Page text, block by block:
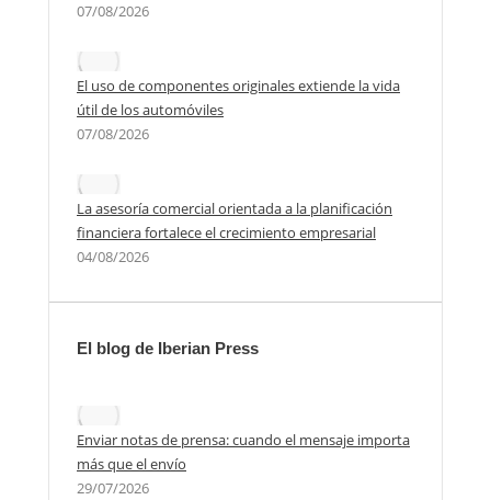
07/08/2026
El uso de componentes originales extiende la vida
útil de los automóviles
07/08/2026
La asesoría comercial orientada a la planificación
financiera fortalece el crecimiento empresarial
04/08/2026
El blog de Iberian Press
Enviar notas de prensa: cuando el mensaje importa
más que el envío
29/07/2026